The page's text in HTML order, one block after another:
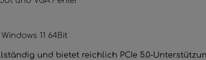
11 64Bit
und bietet reichlich PCIe 5.0-